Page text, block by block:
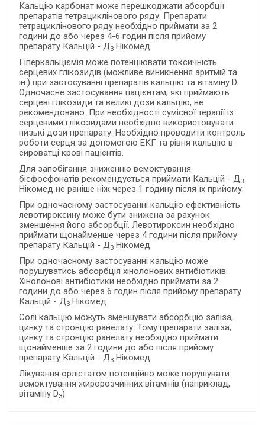
Кальцію карбонат може перешкоджати абсорбції
препаратів тетрациклінового ряду. Препарати
тетрациклінового ряду необхідно приймати за 2
години до або через 4-6 годин після прийому
препарату Кальцій - Д3 Нікомед.
Гіперкальціємія може потенціювати токсичність
серцевих глікозидів (можливе виникнення аритмій та
ін.) при застосуванні препаратів кальцію та вітаміну D.
Одночасне застосування пацієнтам, які приймають
серцеві глікозиди та великі дози кальцію, не
рекомендовано. При необхідності сумісної терапії із
серцевими глікозидами необхідно використовувати
низькі дози препарату. Необхідно проводити контроль
роботи серця за допомогою ЕКГ та рівня кальцію в
сироватці крові пацієнтів.
Для запобігання зниженню всмоктування
бісфосфонатів рекомендується приймати Кальцій - Д3
Нікомед не раніше ніж через 1 годину після їх прийому.
При одночасному застосуванні кальцію ефективність
левотироксину може бути знижена за рахунок
зменшення його абсорбції. Левотироксин необхідно
приймати щонайменше через 4 години після прийому
препарату Кальцій - Д3 Нікомед.
При одночасному застосуванні кальцію може
порушуватись абсорбція хінолонових антибіотиків.
Хінолонові антибіотики необхідно приймати за 2
години до або через 6 годин після прийому препарату
Кальцій - Д3 Нікомед.
Солі кальцію можуть зменшувати абсорбцію заліза,
цинку та стронцію ранелату. Тому препарати заліза,
цинку та стронцію ранелату необхідно приймати
щонайменше за 2 години до або після прийому
препарату Кальцій - Д3 Нікомед.
Лікування орлістатом потенційно може порушувати
всмоктування жиророзчинних вітамінів (наприклад,
вітаміну D3).